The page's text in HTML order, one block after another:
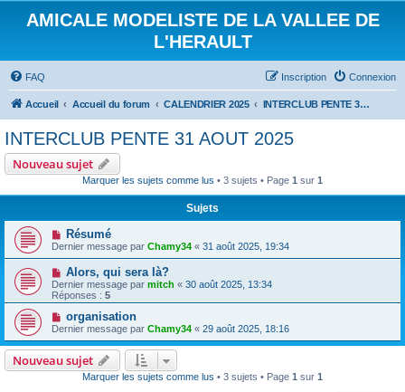
AMICALE MODELISTE DE LA VALLEE DE
L'HERAULT
FAQ Connexion
Inscription
Accueil Accueil du forum CALENDRIER 2025 INTERCLUB PENTE 31 AOUT 2025
INTERCLUB PENTE 31 AOUT 2025
Nouveau sujet
Marquer les sujets comme lus • 3 sujets • Page 1 sur 1
Sujets
Résumé
Dernier message par Chamy34 « 31 août 2025, 19:34
Alors, qui sera là?
Dernier message par mitch « 30 août 2025, 13:34
Réponses : 5
organisation
Dernier message par Chamy34 « 29 août 2025, 18:16
Nouveau sujet
Marquer les sujets comme lus • 3 sujets • Page 1 sur 1